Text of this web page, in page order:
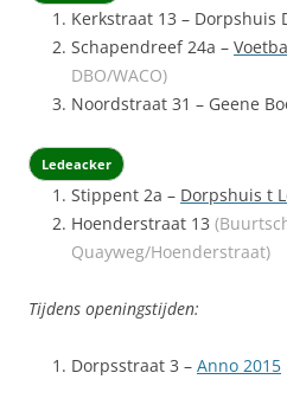
Kerkstraat 13 – Dorpshuis
Schapendreef 24a –
DBO/WACO)
Noordstraat 31 – Geene
Ledeacker
Stippent 2a – Dorpshuis t
Hoenderstraat 13
Quayweg/Hoenderstraat)
Tijdens openingstijden:
Dorpsstraat 3 – Anno 2015